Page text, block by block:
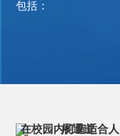
包括：
在校园内打造适合人
打通研究人员由
展通道